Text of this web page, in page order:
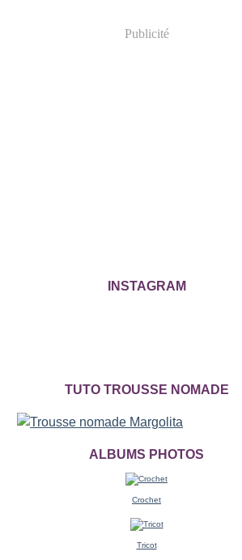
Publicité
INSTAGRAM
TUTO TROUSSE NOMADE
ALBUMS PHOTOS
Crochet
Tricot